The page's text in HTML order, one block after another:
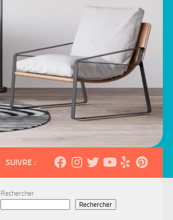
SUIVRE :
Rechercher
Rechercher